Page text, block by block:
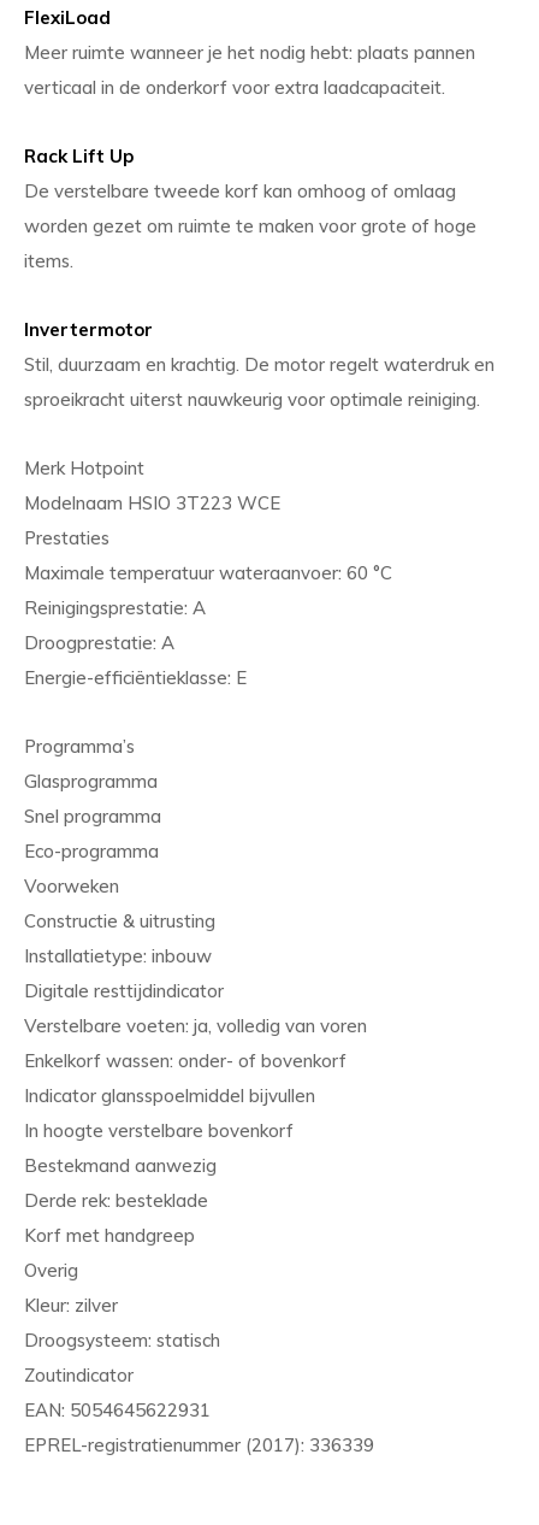
FlexiLoad
Meer ruimte wanneer je het nodig hebt: plaats pannen
verticaal in de onderkorf voor extra laadcapaciteit.
Rack Lift Up
De verstelbare tweede korf kan omhoog of omlaag
worden gezet om ruimte te maken voor grote of hoge
items.
Invertermotor
Stil, duurzaam en krachtig. De motor regelt waterdruk en
sproeikracht uiterst nauwkeurig voor optimale reiniging.
Merk Hotpoint
Modelnaam HSIO 3T223 WCE
Prestaties
Maximale temperatuur wateraanvoer: 60 °C
Reinigingsprestatie: A
Droogprestatie: A
Energie-efficiëntieklasse: E
Programma’s
Glasprogramma
Snel programma
Eco-programma
Voorweken
Constructie & uitrusting
Installatietype: inbouw
Digitale resttijdindicator
Verstelbare voeten: ja, volledig van voren
Enkelkorf wassen: onder- of bovenkorf
Indicator glansspoelmiddel bijvullen
In hoogte verstelbare bovenkorf
Bestekmand aanwezig
Derde rek: besteklade
Korf met handgreep
Overig
Kleur: zilver
Droogsysteem: statisch
Zoutindicator
EAN: 5054645622931
EPREL-registratienummer (2017): 336339